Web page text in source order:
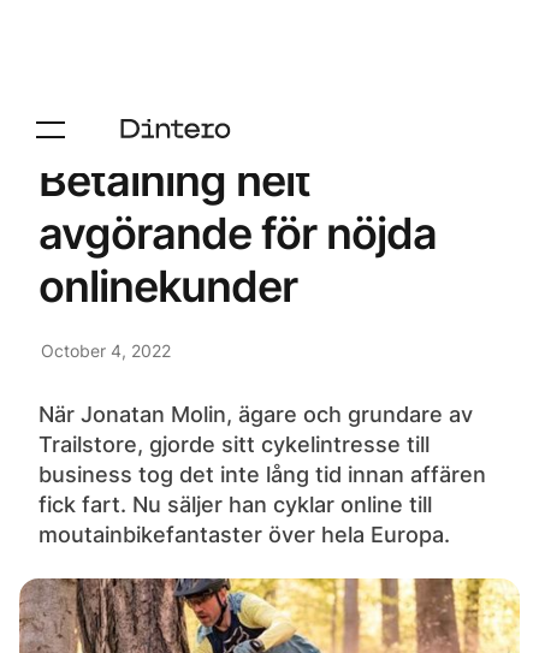
Betalning helt
avgörande för nöjda
onlinekunder
October 4, 2022
När Jonatan Molin, ägare och grundare av
Trailstore, gjorde sitt cykelintresse till
business tog det inte lång tid innan affären
fick fart. Nu säljer han cyklar online till
moutainbikefantaster över hela Europa.